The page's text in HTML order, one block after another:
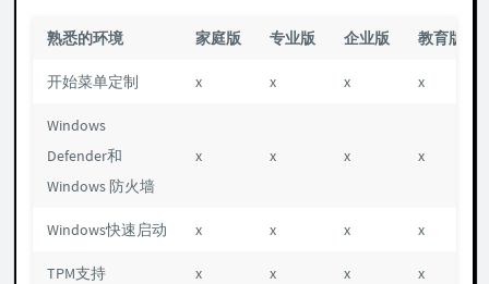
熟悉的环境 家庭版 专业版 企业版 教育版
开始菜单定制 x x x x
Windows
Defender和
Windows 防火墙
x x x x
Windows快速启动 x x x x
TPM支持 x x x x